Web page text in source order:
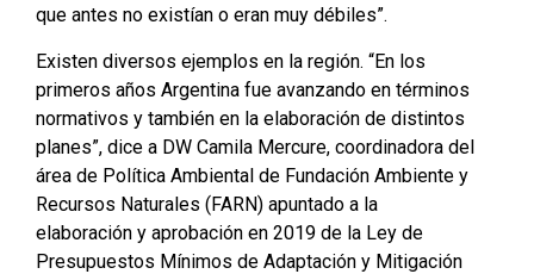
que antes no existían o eran muy débiles”.
Existen diversos ejemplos en la región. “En los
primeros años Argentina fue avanzando en términos
normativos y también en la elaboración de distintos
planes”, dice a DW Camila Mercure, coordinadora del
área de Política Ambiental de Fundación Ambiente y
Recursos Naturales (FARN) apuntado a la
elaboración y aprobación en 2019 de la Ley de
Presupuestos Mínimos de Adaptación y Mitigación